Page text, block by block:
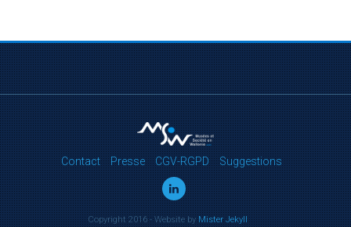
Contact Presse CGV-RGPD Suggestions
Copyright 2016 - Website byMister Jekyll